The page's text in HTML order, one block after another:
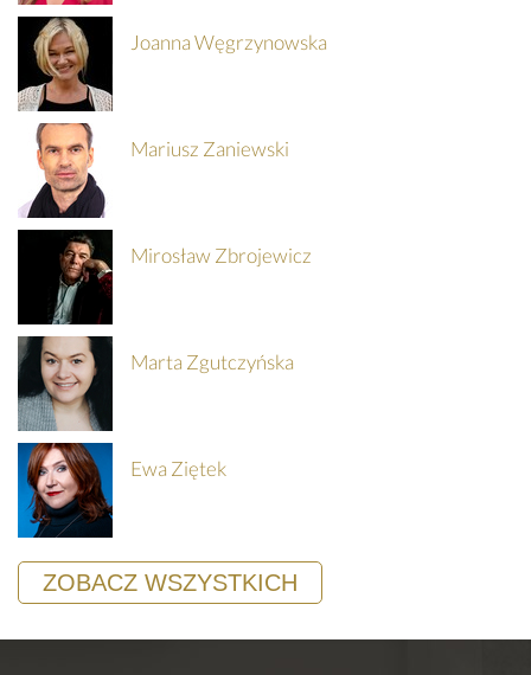
KUP
BILET
Joanna Węgrzynowska
Mariusz Zaniewski
Mirosław Zbrojewicz
Marta Zgutczyńska
Ewa Ziętek
ZOBACZ WSZYSTKICH